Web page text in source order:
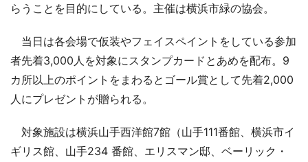
らうことを目的にしている。主催は横浜市緑の協会。
当日は各会場で仮装やフェイスペイントをしている参加
者先着3,000人を対象にスタンプカードとあめを配布。9
カ所以上のポイントをまわるとゴール賞として先着2,000
人にプレゼントが贈られる。
対象施設は横浜山手西洋館7館（山手111番館、横浜市イ
ギリス館、山手234 番館、エリスマン邸、ベーリック・